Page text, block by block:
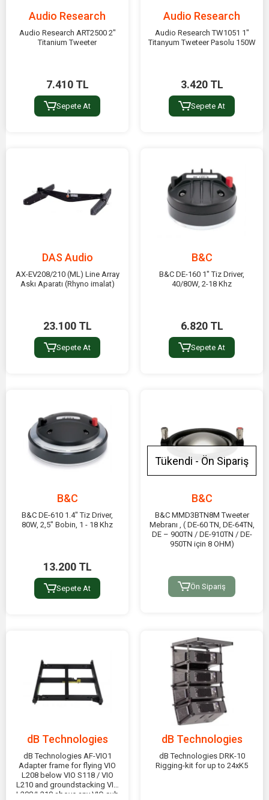
Audio Research
Audio Research ART2500 2"
Titanium Tweeter
7.410 TL
Sepete At
Audio Research
Audio Research TW1051 1"
Titanyum Tweteer Pasolu 150W
3.420 TL
Sepete At
DAS Audio
AX-EV208/210 (ML) Line Array
Askı Aparatı (Rhyno imalat)
23.100 TL
Sepete At
B&C
B&C DE-160 1" Tiz Driver,
40/80W, 2-18 Khz
6.820 TL
Sepete At
B&C
B&C DE-610 1.4" Tiz Driver,
80W, 2,5" Bobin, 1 - 18 Khz
13.200 TL
Sepete At
Tükendi - Ön Sipariş
B&C
B&C MMD3BTN8M Tweeter
Mebranı , ( DE-60 TN, DE-64TN,
DE – 900TN / DE-910TN / DE-
950TN için 8 OHM)
Ön Sipariş
dB Technologies
dB Technologies AF-VIO1
Adapter frame for flying VIO
L208 below VIO S118 / VIO
L210 and groundstacking VIO
L208/L210 above any VIO sub
dB Technologies
dB Technologies DRK-10
Rigging-kit for up to 24xK5